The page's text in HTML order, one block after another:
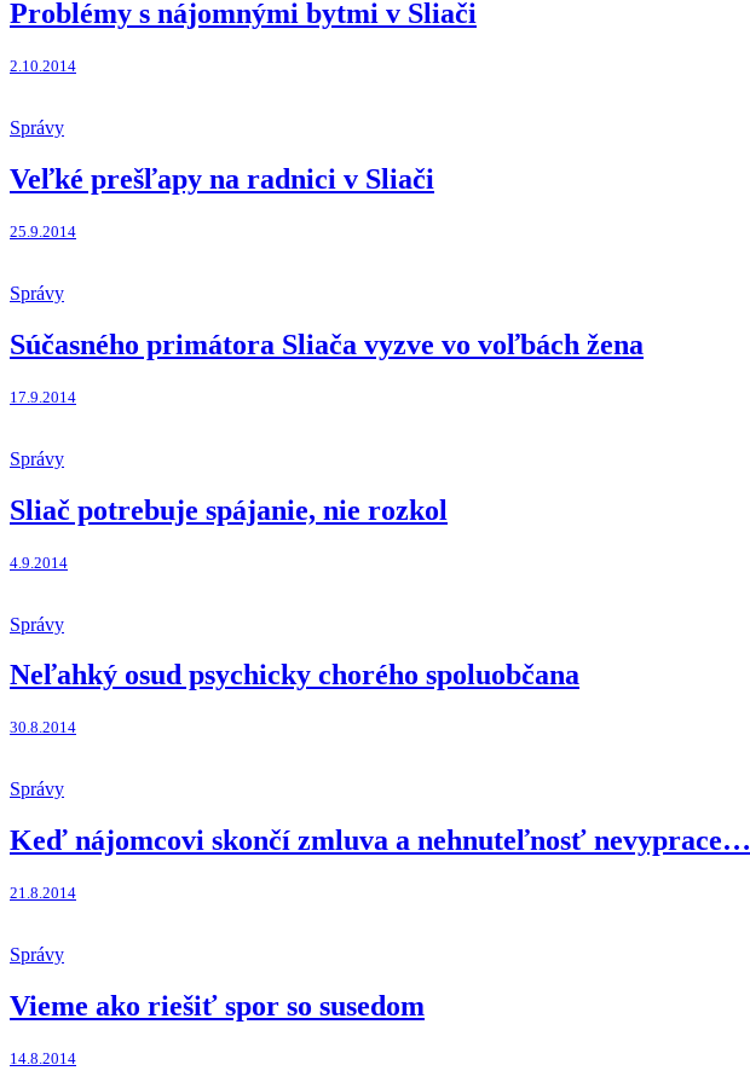
Problémy s nájomnými bytmi v Sliači
2.10.2014
Správy
Veľké prešľapy na radnici v Sliači
25.9.2014
Správy
Súčasného primátora Sliača vyzve vo voľbách žena
17.9.2014
Správy
Sliač potrebuje spájanie, nie rozkol
4.9.2014
Správy
Neľahký osud psychicky chorého spoluobčana
30.8.2014
Správy
Keď nájomcovi skončí zmluva a nehnuteľnosť nevyprace…
21.8.2014
Správy
Vieme ako riešiť spor so susedom
14.8.2014